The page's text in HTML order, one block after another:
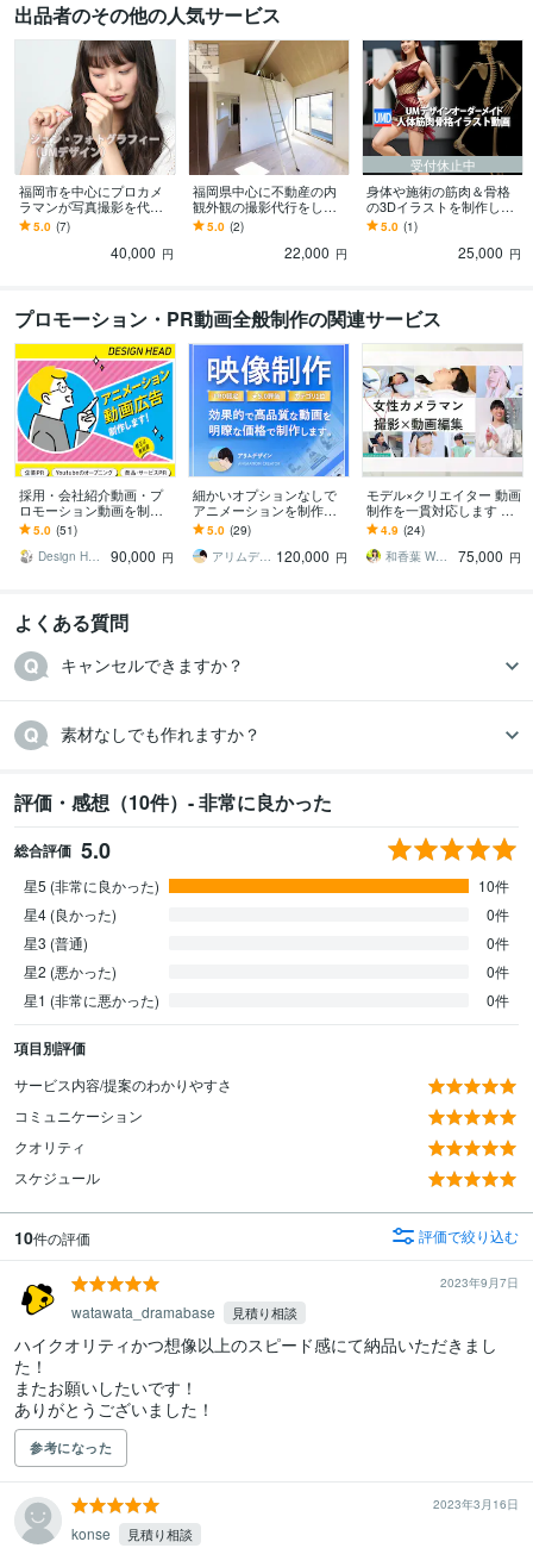
出品者のその他の人気サービス
福岡市を中心にプロカメ
ラマンが写真撮影を代行
します 遠隔地↔福岡のリ
モート商業広告写真撮影
の実績があります
5.0 (7)
40,000 円
福岡県中心に不動産の内
観外観の撮影代行をしま
す 実績多数、レタッチや
不動産見取り図内見ツア
ー動画制作にも対応
5.0 (2)
22,000 円
受付休止中
身体や施術の筋肉＆骨格
の3Dイラストを制作しま
す お客様のオリジナルの
SNSなどのビジュアルを
5.0 (1)
25,000 円
プロモーション・PR動画全般制作の関連サービス
採用・会社紹介動画・プ
ロモーション動画を制作
します 複雑な内容を分か
りやすく伝えるインフォ
グラフィック動画に特化
5.0 (51)
Design Head
90,000 円
細かいオプションなしで
アニメーションを制作し
ます サービス・事業内容
をアニメーションで分か
りやすく表現、PR。
5.0 (29)
アリムデザイン｜アニメーション制作 120,000 円
モデル×クリエイター 動画
制作を一貫対応します モ
デル・カメラマン・動画
編集・アフレコ すべてお
任せください
4.9 (24)
和香葉 Wakaba
75,000 円
よくある質問
キャンセルできますか？
素材なしでも作れますか？
評価・感想（10件）- 非常に良かった
総合評価 5.0
星5 (非常に良かった)
10件
星4 (良かった)
0件
星3 (普通)
0件
星2 (悪かった)
0件
星1 (非常に悪かった)
0件
項目別評価
サービス内容/提案のわかりやすさ
コミュニケーション
クオリティ
スケジュール
10件の評価 評価で絞り込む
2023年9月7日
watawata_dramabase 見積り相談
ハイクオリティかつ想像以上のスピード感にて納品いただきまし
た！
またお願いしたいです！
ありがとうございました！
参考になった
2023年3月16日
konse 見積り相談